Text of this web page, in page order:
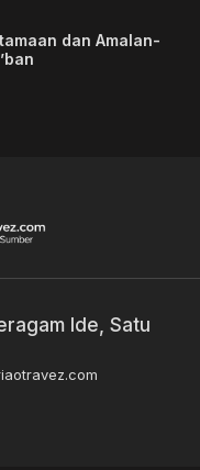
dan Amalan-
Ide, Satu